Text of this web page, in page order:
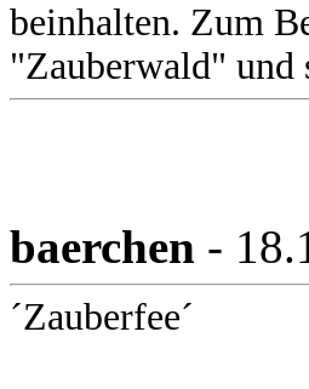
beinhalten. Zum
"Zauberwald" und
baerchen -
´Zauberfee´